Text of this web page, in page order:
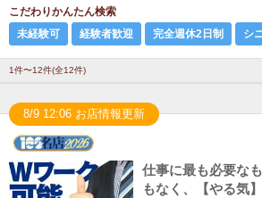
こだわりかんたん検索
未経験可
経験者歓迎 完全週休2日制 シ
1件〜12件(全12件)
8/9 12:06 お店情報更新
仕事に最も必要な
もなく、【やる気